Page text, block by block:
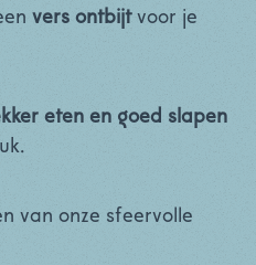
vers ontbijtvoor je
eten en goed slapen
van onze sfeervolle